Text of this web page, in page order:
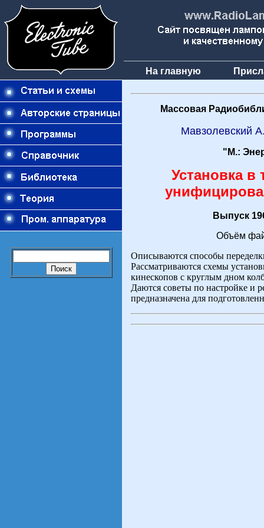
На главную
Массовая
Мавзолевский
"М.:
Установка в
Выпуск
Объём
Описываются способы
Рассматриваются схемы
кинескопов с круглым дном
Даются советы по настройке и
предназначена для